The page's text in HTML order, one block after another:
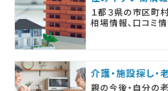
１都３県の市区町
相場情報、口コミ
介護・施設探し・
親の今後・自分の